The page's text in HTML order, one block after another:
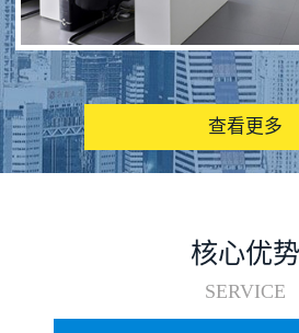
图书馆RFID电子标签管理系统
查看更多
核心优势
SERVICE